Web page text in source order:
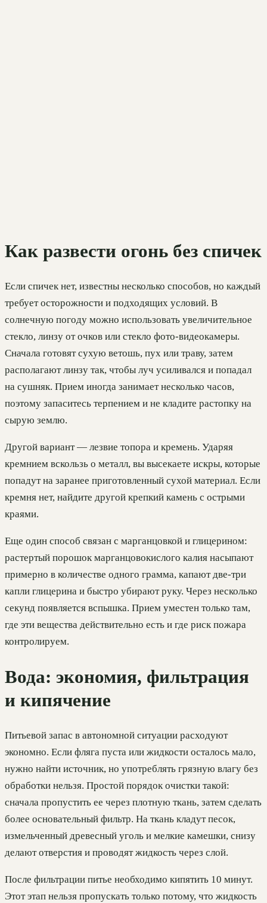
Как развести огонь без спичек
Если спичек нет, известны несколько способов, но каждый
требует осторожности и подходящих условий. В
солнечную погоду можно использовать увеличительное
стекло, линзу от очков или стекло фото-видеокамеры.
Сначала готовят сухую ветошь, пух или траву, затем
располагают линзу так, чтобы луч усиливался и попадал
на сушняк. Прием иногда занимает несколько часов,
поэтому запаситесь терпением и не кладите растопку на
сырую землю.
Другой вариант — лезвие топора и кремень. Ударяя
кремнием вскользь о металл, вы высекаете искры, которые
попадут на заранее приготовленный сухой материал. Если
кремня нет, найдите другой крепкий камень с острыми
краями.
Еще один способ связан с марганцовкой и глицерином:
растертый порошок марганцовокислого калия насыпают
примерно в количестве одного грамма, капают две-три
капли глицерина и быстро убирают руку. Через несколько
секунд появляется вспышка. Прием уместен только там,
где эти вещества действительно есть и где риск пожара
контролируем.
Вода: экономия, фильтрация
и кипячение
Питьевой запас в автономной ситуации расходуют
экономно. Если фляга пуста или жидкости осталось мало,
нужно найти источник, но употреблять грязную влагу без
обработки нельзя. Простой порядок очистки такой:
сначала пропустить ее через плотную ткань, затем сделать
более основательный фильтр. На ткань кладут песок,
измельченный древесный уголь и мелкие камешки, снизу
делают отверстия и проводят жидкость через слой.
После фильтрации питье необходимо кипятить 10 минут.
Этот этап нельзя пропускать только потому, что жидкость